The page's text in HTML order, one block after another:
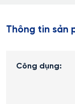
Thông tin sản
Công dụng: